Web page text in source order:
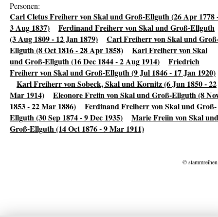
Personen:
Carl Cletus Freiherr von Skal und Groß-Ellguth (26 Apr 1778
3 Aug 1837)
Ferdinand Freiherr von Skal und Groß-Ellguth
(3 Aug 1809 - 12 Jan 1879)
Carl Freiherr von Skal und
Ellguth (8 Oct 1816 - 28 Apr 1858)
Karl Freiherr von Skal
und Groß-Ellguth (16 Dec 1844 - 2 Aug 1914)
Friedrich
Freiherr von Skal und Groß-Ellguth (9 Jul 1846 - 17 Jan 1920)
Karl Freiherr von Sobeck, Skal und Kornitz (6 Jun 1850 - 22
Mar 1914)
Eleonore Freiin von Skal und Groß-Ellguth (8
1853 - 22 Mar 1886)
Ferdinand Freiherr von Skal und Groß-
Ellguth (30 Sep 1874 - 9 Dec 1935)
Marie Freiin von Skal und
Groß-Ellguth (14 Oct 1876 - 9 Mar 1911)
©